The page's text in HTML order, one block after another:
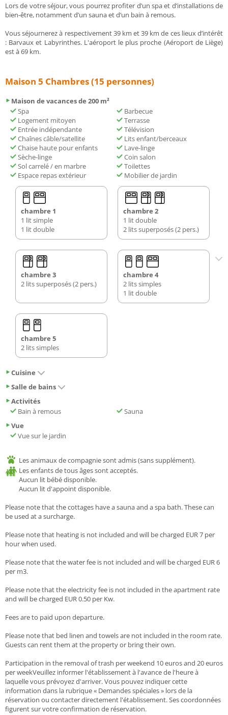
Lors de votre séjour, vous pourrez profiter d’un spa et d’installations de
bien-être, notamment d’un sauna et d’un bain à remous.
Vous séjournerez à respectivement 39 km et 39 km de ces lieux d’intérêt
: Barvaux et Labyrinthes. L'aéroport le plus proche (Aéroport de Liège)
est à 69 km.
Maison 5 Chambres (15 personnes)
Maison de vacances de 200 m²
Spa
Barbecue
Logement mitoyen
Terrasse
Entrée indépendante
Télévision
Chaînes câble/satellite
Lits enfant/berceaux
Chaise haute pour enfants
Lave-linge
Sèche-linge
Coin salon
Sol carrelé / en marbre
Toilettes
Espace repas extérieur
Mobilier de jardin
chambre 1
1 lit simple
1 lit double
chambre 2
1 lit double
2 lits superposés (2 pers.)
chambre 3
2 lits superposés (2 pers.)
chambre 4
2 lits simples
1 lit double
chambre 5
2 lits simples
Cuisine
Salle de bains
Activités
Bain à remous
Sauna
Vue
Vue sur le jardin
Les animaux de compagnie sont admis (sans supplément).
Les enfants de tous âges sont acceptés.
Aucun lit bébé disponible.
Aucun lit d'appoint disponible.
Please note that the cottages have a sauna and a spa bath. These can
be used at a surcharge.
Please note that heating is not included and will be charged EUR 7 per
hour when used.
Please note that the water fee is not included and will be charged EUR 6
per m3.
Please note that the electricity fee is not included in the apartment rate
and will be charged EUR 0.50 per Kw.
Fees are to paid upon departure.
Please note that bed linen and towels are not included in the room rate.
Guests can rent them at the property or bring their own.
Participation in the removal of trash per weekend 10 euros and 20 euros
per weekVeuillez informer l'établissement à l'avance de l'heure à
laquelle vous prévoyez d'arriver. Vous pouvez indiquer cette
information dans la rubrique « Demandes spéciales » lors de la
réservation ou contacter directement l'établissement. Ses coordonnées
figurent sur votre confirmation de réservation.